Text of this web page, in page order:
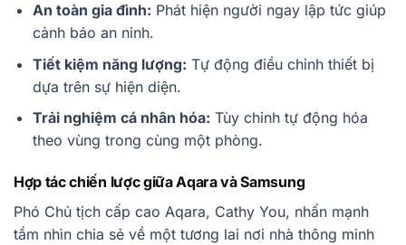
An toàn gia đình: Phát hiện người ngay lập tức giúp
cảnh báo an ninh.
Tiết kiệm năng lượng: Tự động điều chỉnh thiết bị
dựa trên sự hiện diện.
Trải nghiệm cá nhân hóa: Tùy chỉnh tự động hóa
theo vùng trong cùng một phòng.
Hợp tác chiến lược giữa Aqara và Samsung
Phó Chủ tịch cấp cao Aqara, Cathy You, nhấn mạnh
tầm nhìn chia sẻ về một tương lai nơi nhà thông minh